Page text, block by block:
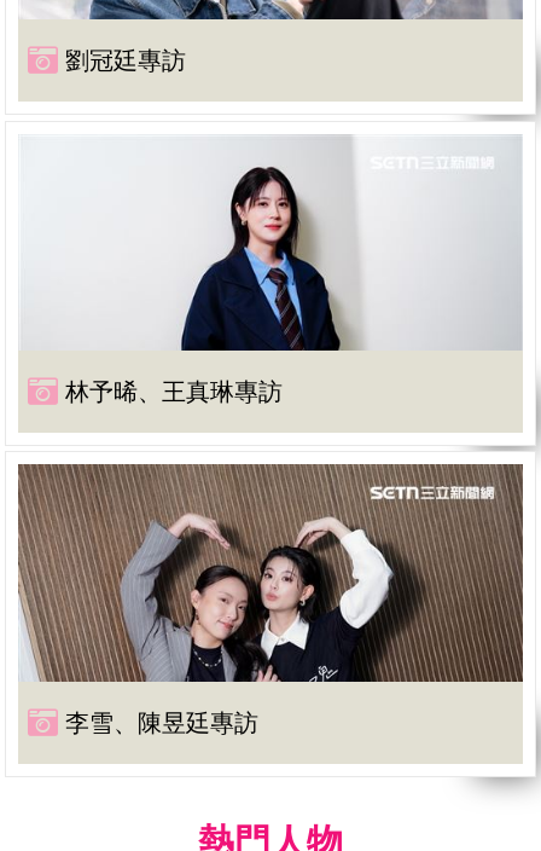
劉冠廷專訪
林予晞、王真琳專訪
李雪、陳昱廷專訪
熱門人物